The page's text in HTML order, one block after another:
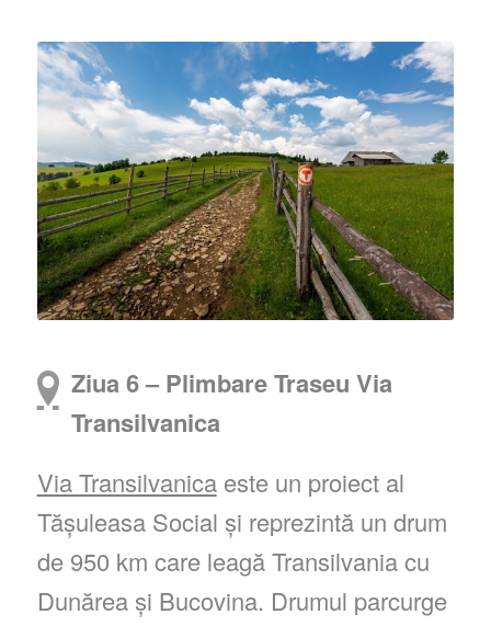
Ziua 6 – Plimbare Traseu Via
Transilvanica
Via Transilvanicaeste un proiect al
Tășuleasa Social și reprezintă un drum
de 950 km care leagă Transilvania cu
Dunărea și Bucovina. Drumul parcurge